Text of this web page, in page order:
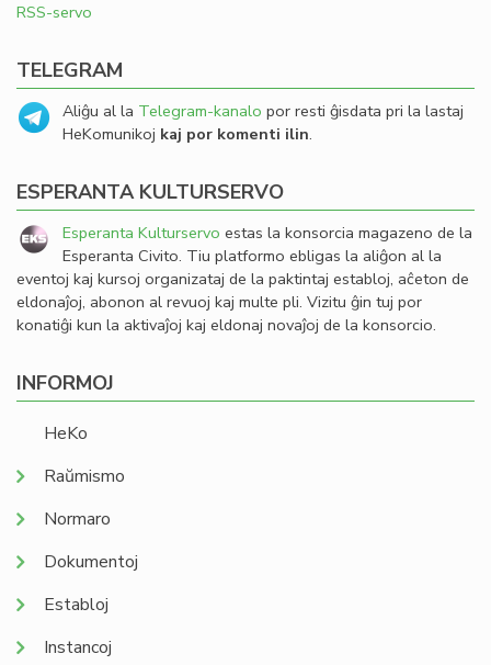
RSS-servo
TELEGRAM
Aliĝu al la Telegram-kanalo por resti ĝisdata pri la lastaj
HeKomunikoj kaj por komenti ilin.
ESPERANTA KULTURSERVO
Esperanta Kulturservo estas la konsorcia magazeno de la
Esperanta Civito. Tiu platformo ebligas la aliĝon al la
eventoj kaj kursoj organizataj de la paktintaj establoj, aĉeton de
eldonaĵoj, abonon al revuoj kaj multe pli. Vizitu ĝin tuj por
konatiĝi kun la aktivaĵoj kaj eldonaj novaĵoj de la konsorcio.
INFORMOJ
HeKo
Raŭmismo
Normaro
Dokumentoj
Establoj
Instancoj